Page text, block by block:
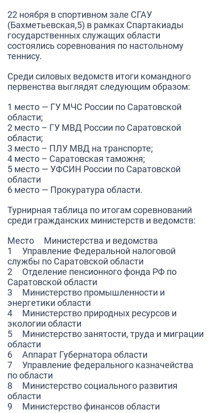
22 ноября в спортивном зале СГАУ
(Бахметьевская,5) в рамках Спартакиады
государственных служащих области
состоялись соревнования по настольному
теннису.
Среди силовых ведомств итоги командного
первенства выглядят следующим образом:
1 место — ГУ МЧС России по Саратовской
области;
2 место – ГУ МВД России по Саратовской
области;
3 место – ПЛУ МВД на транспорте;
4 место – Саратовская таможня;
5 место — УФСИН России по Саратовской
области
6 место — Прокуратура области.
Турнирная таблица по итогам соревнований
среди гражданских министерств и ведомств:
Место Министерства и ведомства
1 Управление Федеральной налоговой
службы по Саратовской области
2 Отделение пенсионного фонда РФ по
Саратовской области
3 Министерство промышленности и
энергетики области
4 Министерство природных ресурсов и
экологии области
5 Министерство занятости, труда и миграции
области
6 Аппарат Губернатора области
7 Управление федерального казначейства
по области
8 Министерство социального развития
области
9 Министерство финансов области